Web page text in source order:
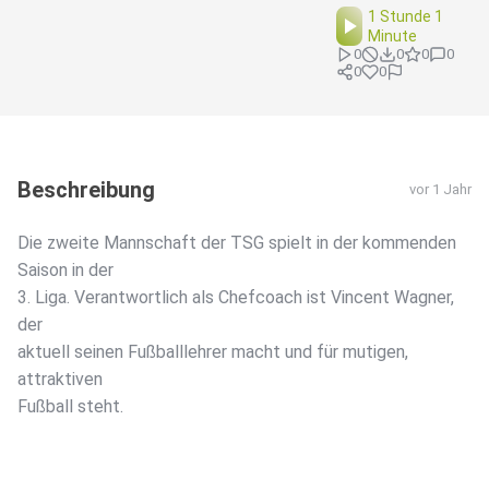
1 Stunde 1
Minute
0 0 0
0
0
0
Beschreibung vor 1 Jahr
Die zweite Mannschaft der TSG spielt in der kommenden
Saison in der
3. Liga. Verantwortlich als Chefcoach ist Vincent Wagner,
der
aktuell seinen Fußballlehrer macht und für mutigen,
attraktiven
Fußball steht.